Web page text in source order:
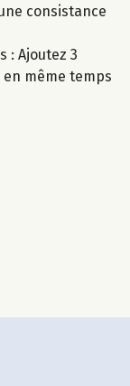
consistance
: Ajoutez 3
même temps